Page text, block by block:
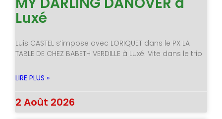
Luxé
Luis CASTEL s’impose avec LORIQUET dans le PX LA
TABLE DE CHEZ BABETH VERDILLE à Luxé. Vite dans le trio
LIRE PLUS »
2 Août 2026